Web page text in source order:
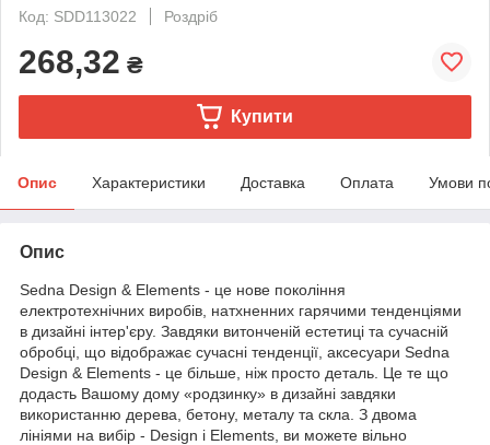
Код: SDD113022
Роздріб
268,32 ₴
Купити
Опис Характеристики Доставка Оплата Умови
Опис
Sedna Design & Elements - це нове покоління
електротехнічних виробів, натхненних гарячими тенденціями
в дизайні інтер'єру. Завдяки витонченій естетиці та сучасній
обробці, що відображає сучасні тенденції, аксесуари Sedna
Design & Elements - це більше, ніж просто деталь. Це те що
додасть Вашому дому «родзинку» в дизайні завдяки
використанню дерева, бетону, металу та скла. З двома
лініями на вибір - Design і Elements, ви можете вільно